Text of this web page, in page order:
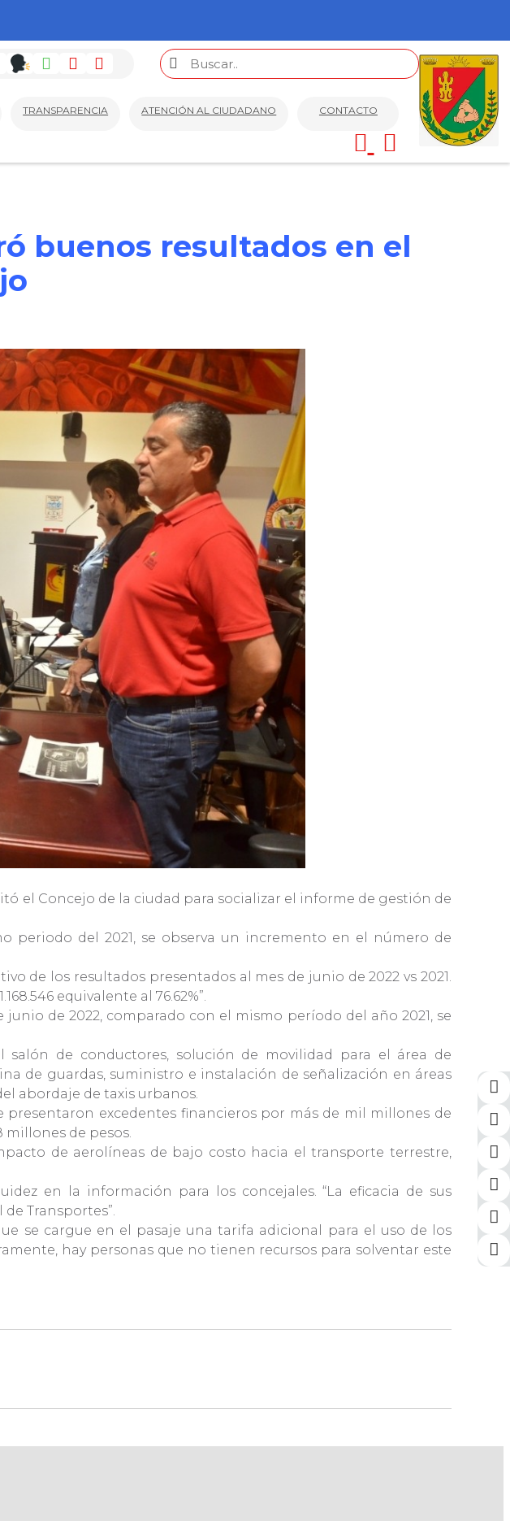
TRANSPARENCIA ATENCIÓN AL CIUDADANO CONTACTO
buenos resultados en el
el Concejo de la ciudad para socializar el informe de gestión de
periodo del 2021, se observa un incremento en el número de
de los resultados presentados al mes de junio de 2022 vs 2021.
equivalente al 76.62%”.
de 2022, comparado con el mismo período del año 2021, se
de conductores, solución de movilidad para el área de
de guardas, suministro e instalación de señalización en áreas
abordaje de taxis urbanos.
presentaron excedentes financieros por más de mil millones de
millones de pesos.
de aerolíneas de bajo costo hacia el transporte terrestre,
en la información para los concejales. “La eficacia de sus
Transportes”.
se cargue en el pasaje una tarifa adicional para el uso de los
hay personas que no tienen recursos para solventar este